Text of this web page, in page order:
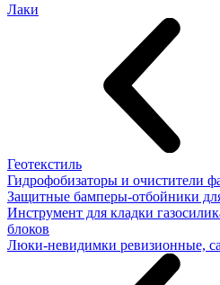
Лаки
Геотекстиль
Гидрофобизаторы и очистители
Защитные бамперы-отбойники
Инструмент для кладки
блоков
Люки-невидимки ревизионные,